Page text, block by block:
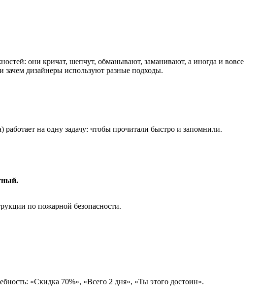
они кричат, шепчут, обманывают, заманивают, а иногда и вовсе
зачем дизайнеры используют разные подходы.
на одну задачу: чтобы прочитали быстро и запомнили.
по пожарной безопасности.
«Скидка 70%», «Всего 2 дня», «Ты этого достоин».